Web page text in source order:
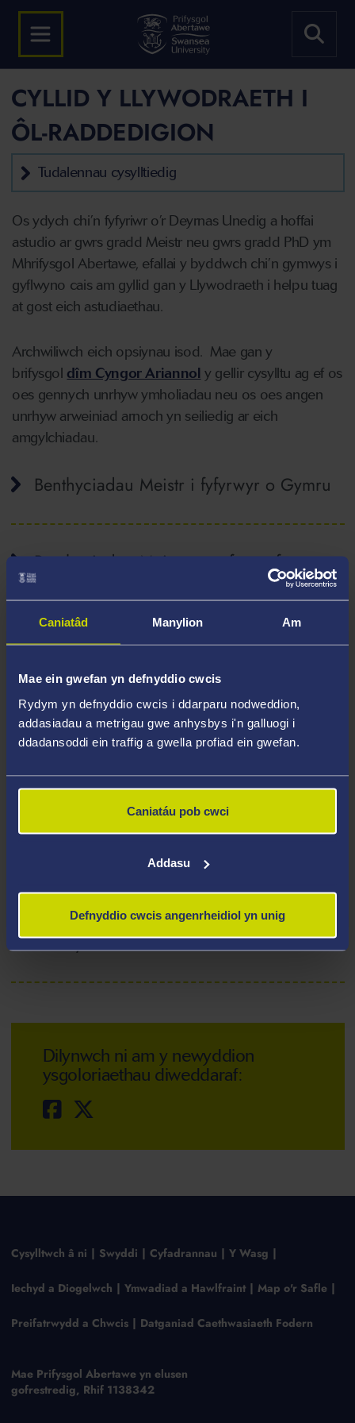
Caniatâd Manylion Am
Mae ein gwefan yn defnyddio cwcis
Rydym yn defnyddio cwcis i ddarparu nodweddion,
addasiadau a metrigau gwe anhysbys i'n galluogi i
ddadansoddi ein traffig a gwella profiad ein gwefan.
Caniatáu pob cwci
Addasu
Defnyddio cwcis angenrheidiol yn unig
CYLLID Y LLYWODRAETH I
ÔL-RADDEDIGION
Tudalennau cysylltiedig
Os ydych chi’n fyfyriwr o’r Deyrnas Unedig a hoffai
astudio ar gwrs gradd Meistr neu gwrs gradd PhD ym
Mhrifysgol Abertawe, efallai y byddwch chi’n gymwys i
gyflwyno cais am gyllid gan y Llywodraeth i helpu tuag
at gost eich astudiaethau.
Archwiliwch eich opsiynau isod. Mae gan y
brifysgol dîm Cyngor Ariannol y gellir cysylltu ag ef os
oes gennych unrhyw ymholiadau neu os oes angen
unrhyw arweiniad arnoch yn seiliedig ar eich
amgylchiadau.
Benthyciadau Meistr i fyfyrwyr o Gymru
Benthyciadau Meistr ar gyfer myfyrwyr o
Loegr
o’r Alban
Ogledd Iwerddon
Cynllun Turing (sy'n disodli Erasmus+)
Benthyciadau PhD
Dilynwch ni am y newyddion
ysgoloriaethau diweddaraf:
Cysylltwch â ni Swyddi Cyfadrannau Y Wasg
Iechyd a Diogelwch Ymwadiad a Hawlfraint Map o'r Safle
Preifatrwydd a Chwcis Datganiad Caethwasiaeth Fodern
Mae Prifysgol Abertawe yn elusen
gofrestredig, Rhif 1138342